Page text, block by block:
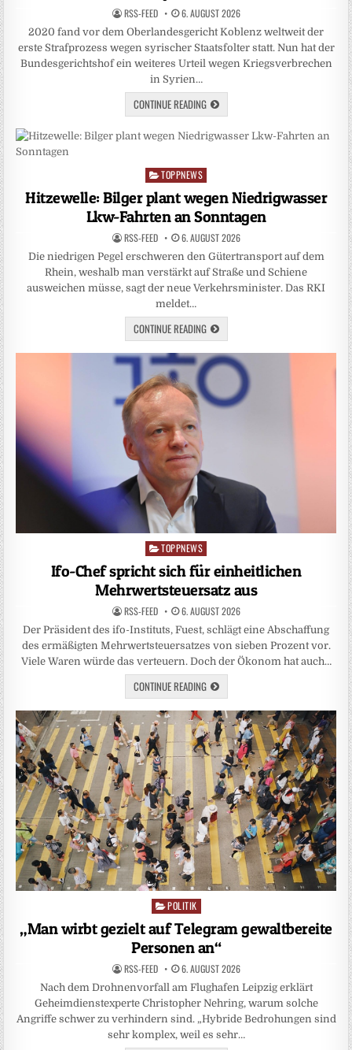
RSS-FEED 6. AUGUST 2026
2020 fand vor dem Oberlandesgericht Koblenz weltweit der
erste Strafprozess wegen syrischer Staatsfolter statt. Nun hat der
Bundesgerichtshof ein weiteres Urteil wegen Kriegsverbrechen
in Syrien…
CONTINUE READING
Posted
in
TOPPNEWS
Hitzewelle: Bilger plant wegen Niedrigwasser
Lkw-Fahrten an Sonntagen
RSS-FEED 6. AUGUST 2026
Die niedrigen Pegel erschweren den Gütertransport auf dem
Rhein, weshalb man verstärkt auf Straße und Schiene
ausweichen müsse, sagt der neue Verkehrsminister. Das RKI
meldet…
CONTINUE READING
Posted
in
TOPPNEWS
Ifo-Chef spricht sich für einheitlichen
Mehrwertsteuersatz aus
RSS-FEED 6. AUGUST 2026
Der Präsident des ifo-Instituts, Fuest, schlägt eine Abschaffung
des ermäßigten Mehrwertsteuersatzes von sieben Prozent vor.
Viele Waren würde das verteuern. Doch der Ökonom hat auch…
CONTINUE READING
Posted
POLITIK
„Man wirbt gezielt auf Telegram gewaltbereite
Personen an“
RSS-FEED 6. AUGUST 2026
Nach dem Drohnenvorfall am Flughafen Leipzig erklärt
Geheimdienstexperte Christopher Nehring, warum solche
Angriffe schwer zu verhindern sind. „Hybride Bedrohungen sind
sehr komplex, weil es sehr…